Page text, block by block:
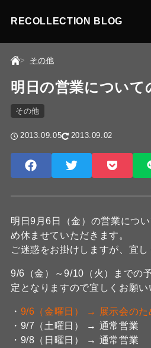
RECOLLECTION BLOG
その他
明日の営業について
その他
2013.09.05 2013.09.02
明日9月6日（金）の営業につ
め休ませていただきます。
ご迷惑をお掛けしますが、宜し
9/6（金）～9/10（火）までの
定となりますので宜しくお願い
・ 9/6（金曜日） → 展示会のた
・9/7（土曜日） → 通常営業
・9/8（日曜日） → 通常営業